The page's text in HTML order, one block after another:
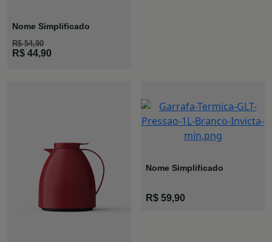
Nome Simplificado
Bule Viena
Preto M
R$ 54,90
R$ 44,90
Nome Simplificado
Pressão
R$ 59,90